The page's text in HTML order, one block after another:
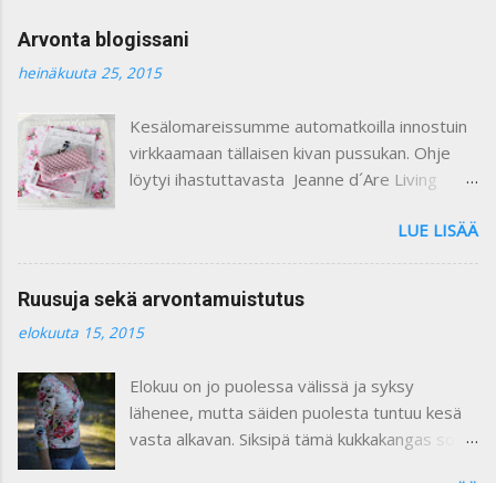
t
i
Arvonta blogissani
heinäkuuta 25, 2015
Kesälomareissumme automatkoilla innostuin
virkkaamaan tällaisen kivan pussukan. Ohje
löytyi ihastuttavasta Jeanne d´Are Living
lehtien sisustusjutut ovat todella ihastuttavia
ja niin kauniita. Lehdistä löytyy niin paljon
käyttäen keksiä oman kodin kaunistukseksi.
Paljon on tullutkin ostettua näitä lehtiä :) Yllä
virkkaamiseen. Vuoritin pussin kauniilla
ruusukankaalla. Kiinnitin vetoketjun käsin
ommellen. Pieni liina on ommeltu samasta
LUE LISÄÄ
Ruusuja sekä arvontamuistutus
elokuuta 15, 2015
Elokuu on jo puolessa välissä ja syksy
lähenee, mutta säiden puolesta tuntuu kesä
vasta alkavan. Siksipä tämä kukkakangas sopii